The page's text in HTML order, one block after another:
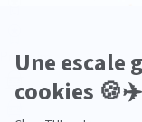
Premium